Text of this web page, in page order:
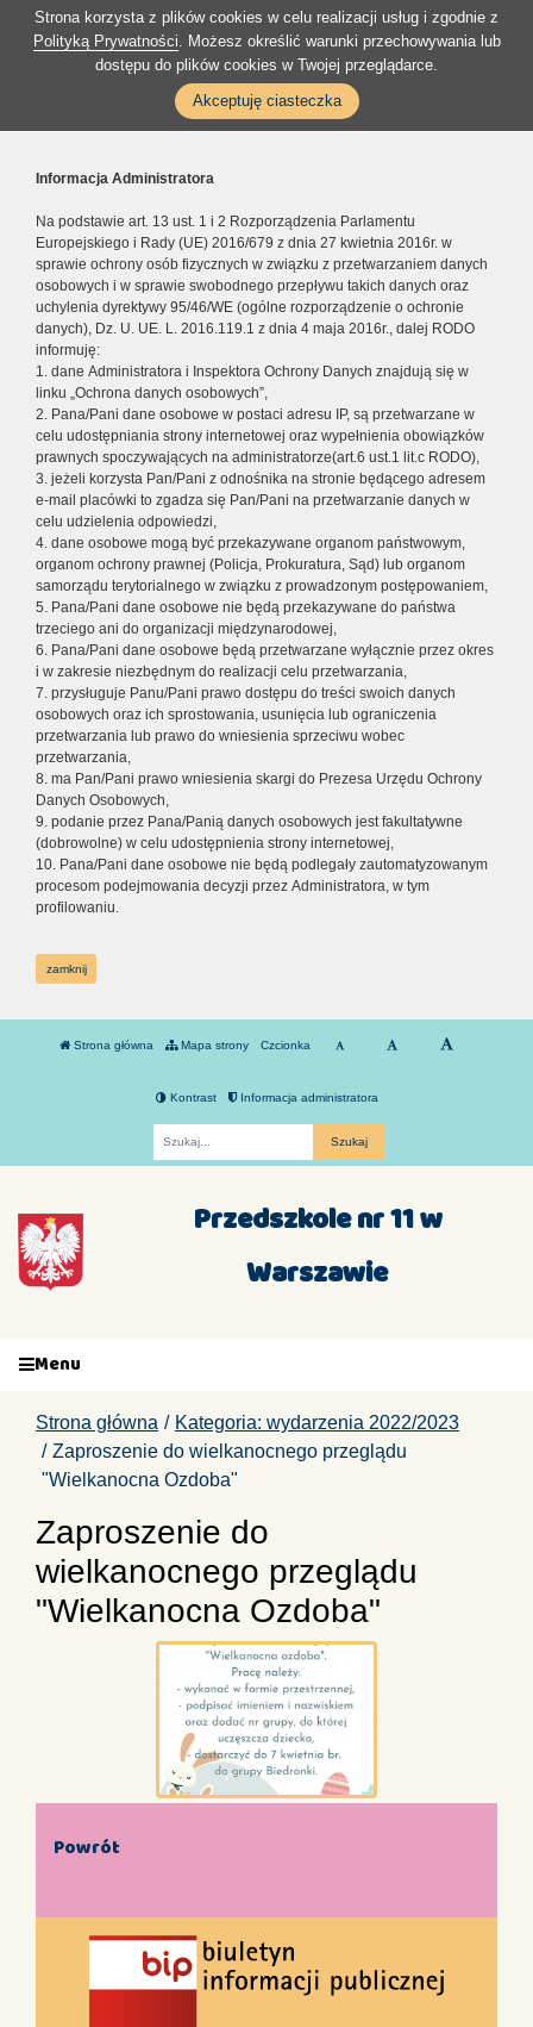
Strona korzysta z plików cookies w celu realizacji usług i zgodnie z
Polityką Prywatności. Możesz określić warunki przechowywania lub
dostępu do plików cookies w Twojej przeglądarce.
Akceptuję ciasteczka
Informacja Administratora
Na podstawie art. 13 ust. 1 i 2 Rozporządzenia Parlamentu
Europejskiego i Rady (UE) 2016/679 z dnia 27 kwietnia 2016r. w
sprawie ochrony osób fizycznych w związku z przetwarzaniem danych
osobowych i w sprawie swobodnego przepływu takich danych oraz
uchylenia dyrektywy 95/46/WE (ogólne rozporządzenie o ochronie
danych), Dz. U. UE. L. 2016.119.1 z dnia 4 maja 2016r., dalej RODO
informuję:
1. dane Administratora i Inspektora Ochrony Danych znajdują się w
linku „Ochrona danych osobowych”,
2. Pana/Pani dane osobowe w postaci adresu IP, są przetwarzane w
celu udostępniania strony internetowej oraz wypełnienia obowiązków
prawnych spoczywających na administratorze(art.6 ust.1 lit.c RODO),
3. jeżeli korzysta Pan/Pani z odnośnika na stronie będącego adresem
e-mail placówki to zgadza się Pan/Pani na przetwarzanie danych w
celu udzielenia odpowiedzi,
4. dane osobowe mogą być przekazywane organom państwowym,
organom ochrony prawnej (Policja, Prokuratura, Sąd) lub organom
samorządu terytorialnego w związku z prowadzonym postępowaniem,
5. Pana/Pani dane osobowe nie będą przekazywane do państwa
trzeciego ani do organizacji międzynarodowej,
6. Pana/Pani dane osobowe będą przetwarzane wyłącznie przez okres
i w zakresie niezbędnym do realizacji celu przetwarzania,
7. przysługuje Panu/Pani prawo dostępu do treści swoich danych
osobowych oraz ich sprostowania, usunięcia lub ograniczenia
przetwarzania lub prawo do wniesienia sprzeciwu wobec
przetwarzania,
8. ma Pan/Pani prawo wniesienia skargi do Prezesa Urzędu Ochrony
Danych Osobowych,
9. podanie przez Pana/Panią danych osobowych jest fakultatywne
(dobrowolne) w celu udostępnienia strony internetowej,
10. Pana/Pani dane osobowe nie będą podlegały zautomatyzowanym
procesom podejmowania decyzji przez Administratora, w tym
profilowaniu.
zamknij
Strona główna Mapa strony Czcionka
Kontrast Informacja administratora
Przedszkole nr 11 w
Warszawie
Menu
Strona główna
Kategoria: wydarzenia 2022/2023
Zaproszenie do wielkanocnego przeglądu
"Wielkanocna Ozdoba"
Zaproszenie do
wielkanocnego przeglądu
"Wielkanocna Ozdoba"
Powrót